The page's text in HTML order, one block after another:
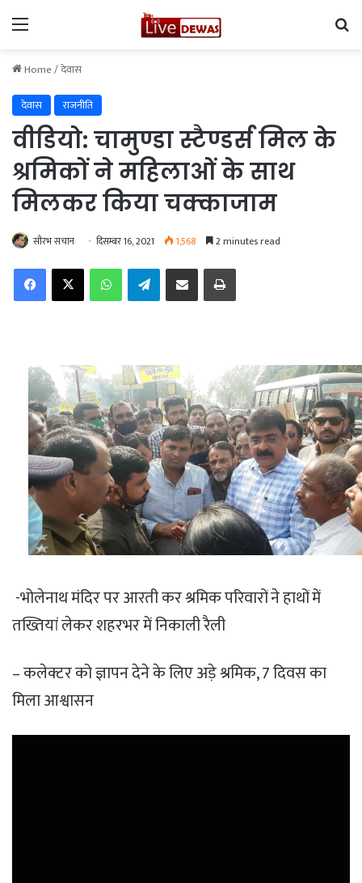
Home/देवास
देवास
राजनीति
वीडियो: चामुण्डा स्टैण्डर्स मिल के
श्रमिकों ने महिलाओं के साथ
मिलकर किया चक्काजाम
सौरभ सचान दिसम्बर 16, 2021 1,568 2 minutes read
Telegram
-भोलेनाथ मंदिर पर आरती कर श्रमिक परिवारों ने हाथों में
तख्तियां लेकर शहरभर में निकाली रैली
– कलेक्टर को ज्ञापन देने के लिए अड़े श्रमिक, 7 दिवस का
मिला आश्वासन